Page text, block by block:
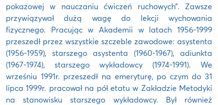
pokazowej w nauczaniu ćwiczeń ruchowych”. Zawsze
przywiązywał dużą wagę do lekcji wychowania
fizycznego. Pracując w Akademii w latach 1956-1999
przeszedł przez wszystkie szczeble zawodowe: asystenta
(1956-1959), starszego asystenta (1960-1967), adiunkta
(1967-1974), starszego wykładowcy (1974-1991). We
wrześniu 1991r. przeszedł na emeryturę, po czym do 31
lipca 1999r. pracował na pół etatu w Zakładzie Metodyki
na stanowisku starszego wykładowcy. Był również